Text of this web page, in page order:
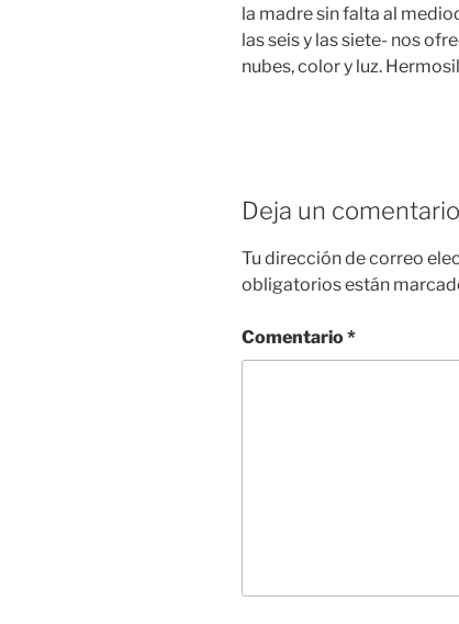
la madre sin falta al
las seis y las siete- nos
nubes, color y luz.
Deja un comentario
Tu dirección de correo
obligatorios están
Comentario*